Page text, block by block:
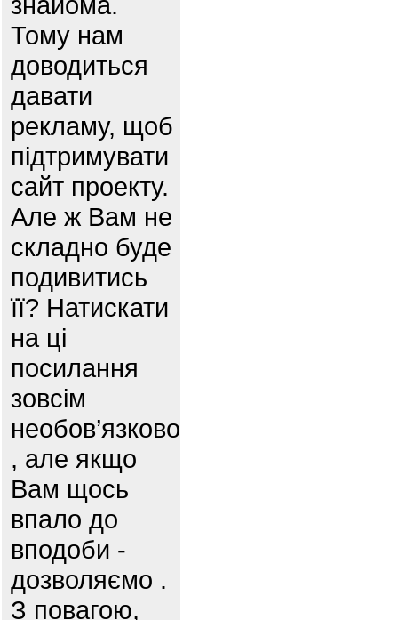
Тому нам
доводиться
давати
рекламу, щоб
підтримувати
сайт проекту.
Але ж Вам не
складно буде
подивитись
її? Натискати
на ці
посилання
зовсім
необов’язково
, але якщо
Вам щось
впало до
вподоби -
дозволяємо .
З повагою,